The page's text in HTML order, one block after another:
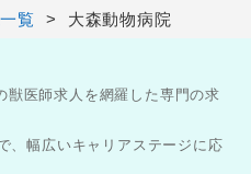
覧 大森動物病院
医師求人を網羅した専門の求
、幅広いキャリアステージに応